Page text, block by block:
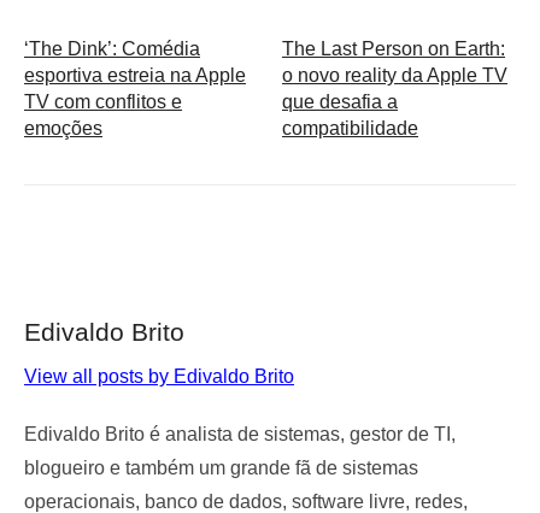
‘The Dink’: Comédia
esportiva estreia na Apple
TV com conflitos e
emoções
The Last Person on Earth:
o novo reality da Apple TV
que desafia a
compatibilidade
Edivaldo Brito
View all posts by Edivaldo Brito
Edivaldo Brito é analista de sistemas, gestor de TI,
blogueiro e também um grande fã de sistemas
operacionais, banco de dados, software livre, redes,